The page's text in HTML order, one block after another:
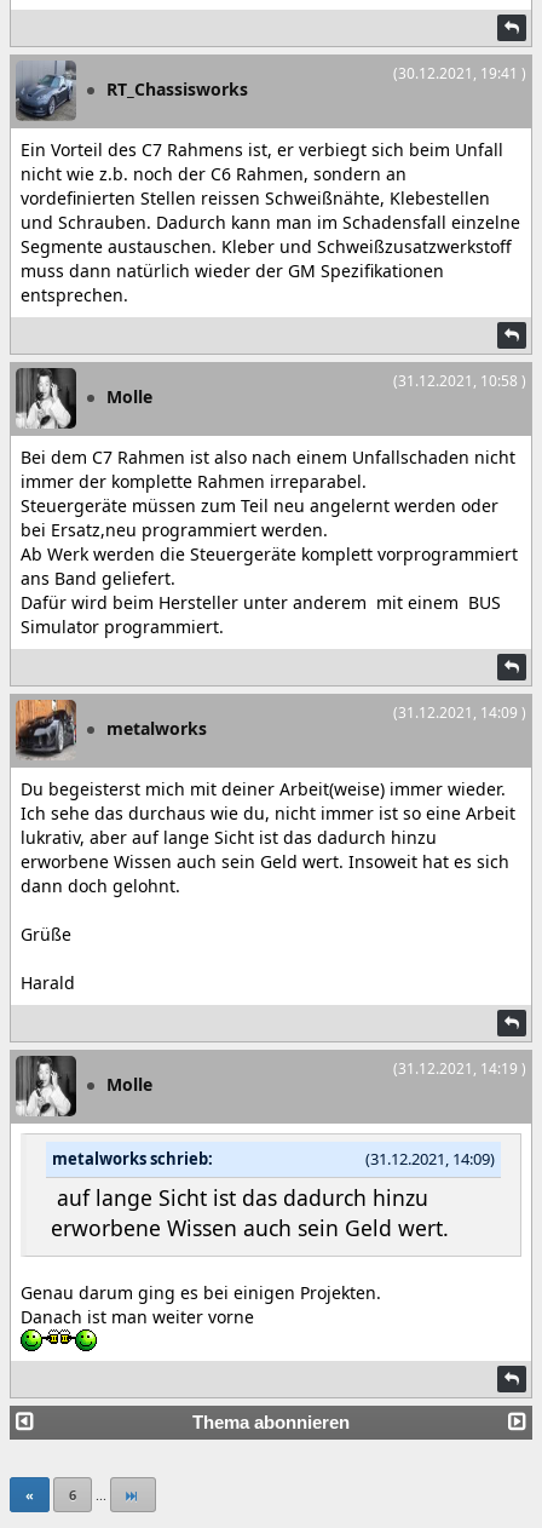
(30.12.2021, 19:41 )
RT_Chassisworks
Ein Vorteil des C7 Rahmens ist, er verbiegt sich beim Unfall
nicht wie z.b. noch der C6 Rahmen, sondern an
vordefinierten Stellen reissen Schweißnähte, Klebestellen
und Schrauben. Dadurch kann man im Schadensfall einzelne
Segmente austauschen. Kleber und Schweißzusatzwerkstoff
muss dann natürlich wieder der GM Spezifikationen
entsprechen.
(31.12.2021, 10:58 )
Molle
Bei dem C7 Rahmen ist also nach einem Unfallschaden nicht
immer der komplette Rahmen irreparabel.
Steuergeräte müssen zum Teil neu angelernt werden oder
bei Ersatz,neu programmiert werden.
Ab Werk werden die Steuergeräte komplett vorprogrammiert
ans Band geliefert.
Dafür wird beim Hersteller unter anderem mit einem BUS
Simulator programmiert.
(31.12.2021, 14:09 )
metalworks
Du begeisterst mich mit deiner Arbeit(weise) immer wieder.
Ich sehe das durchaus wie du, nicht immer ist so eine Arbeit
lukrativ, aber auf lange Sicht ist das dadurch hinzu
erworbene Wissen auch sein Geld wert. Insoweit hat es sich
dann doch gelohnt.
Grüße
Harald
(31.12.2021, 14:19 )
Molle
(31.12.2021, 14:09)
metalworks schrieb:
auf lange Sicht ist das dadurch hinzu
erworbene Wissen auch sein Geld wert.
Genau darum ging es bei einigen Projekten.
Danach ist man weiter vorne
Thema abonnieren
« 6